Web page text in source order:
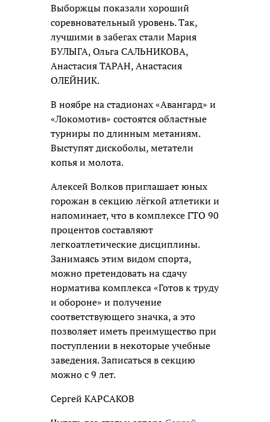
Выборжцы показали хороший
соревновательный уровень. Так,
лучшими в забегах стали Мария
БУЛЫГА, Ольга САЛЬНИКОВА,
Анастасия ТАРАН, Анастасия
ОЛЕЙНИК.
В ноябре на стадионах «Авангард» и
«Локомотив» состоятся областные
турниры по длинным метаниям.
Выступят дискоболы, метатели
копья и молота.
Алексей Волков приглашает юных
горожан в секцию лёгкой атлетики и
напоминает, что в комплексе ГТО 90
процентов составляют
легкоатлетические дисциплины.
Занимаясь этим видом спорта,
можно претендовать на сдачу
норматива комплекса «Готов к труду
и обороне» и получение
соответствующего значка, а это
позволяет иметь преимущество при
поступлении в некоторые учебные
заведения. Записаться в секцию
можно с 9 лет.
Сергей КАРСАКОВ